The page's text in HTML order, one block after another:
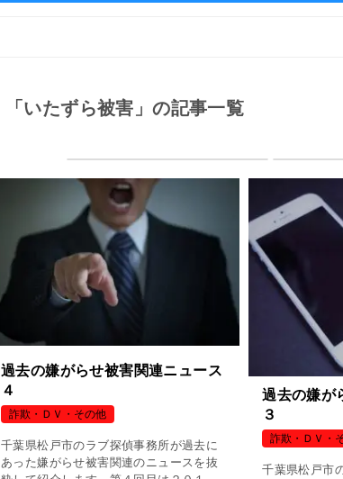
「いたずら被害」の記事一覧
過去の嫌がらせ被害関連ニュース
４
詐欺・ＤＶ・その他
千葉県松戸市のラブ探偵事務所が過去に
あった嫌がらせ被害関連のニュースを抜
過去の嫌が
３
詐欺・ＤＶ・
千葉県松戸市